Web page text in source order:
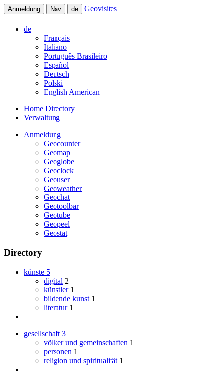
Anmeldung Nav de Geovisites
de
Français
Italiano
Português Brasileiro
Español
Deutsch
Polski
English American
Home Directory
Verwaltung
Anmeldung
Geocounter
Geomap
Geoglobe
Geoclock
Geouser
Geoweather
Geochat
Geotoolbar
Geotube
Geopeel
Geostat
Directory
künste 5
digital 2
künstler 1
bildende kunst 1
literatur 1
gesellschaft 3
völker und gemeinschaften 1
personen 1
religion und spiritualität 1